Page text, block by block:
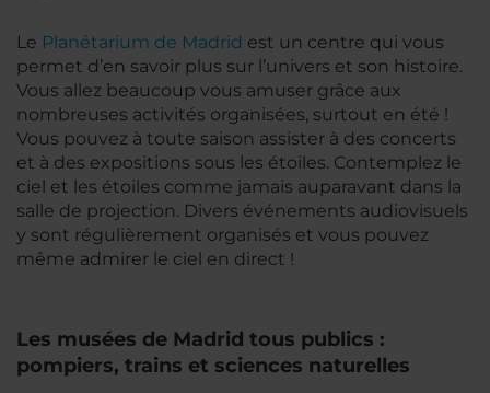
Le Planétarium de Madrid est un centre qui vous
permet d’en savoir plus sur l’univers et son histoire.
Vous allez beaucoup vous amuser grâce aux
nombreuses activités organisées, surtout en été !
Vous pouvez à toute saison assister à des concerts
et à des expositions sous les étoiles. Contemplez le
ciel et les étoiles comme jamais auparavant dans la
salle de projection. Divers événements audiovisuels
y sont régulièrement organisés et vous pouvez
même admirer le ciel en direct !
Les musées de Madrid tous publics :
pompiers, trains et sciences naturelles